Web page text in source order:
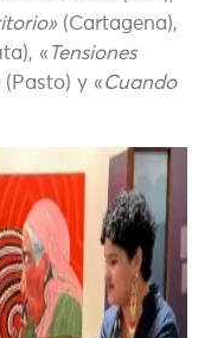
(Cartagena),
« Tensiones
(Pasto) y «Cuando